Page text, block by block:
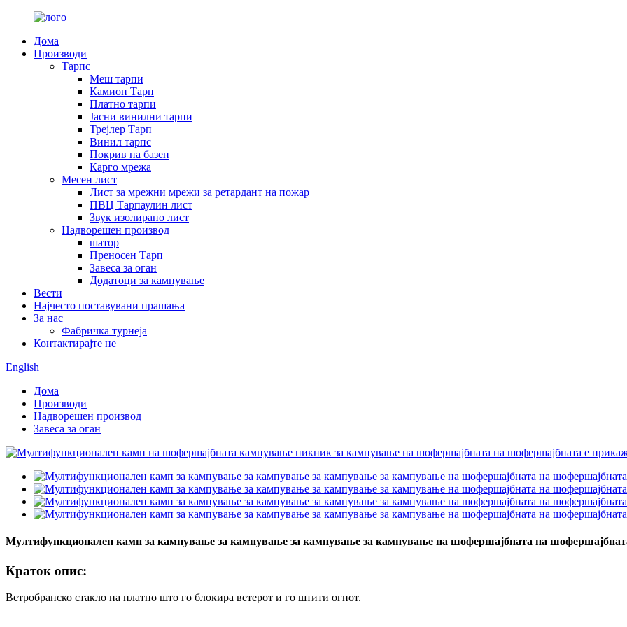
Дома
Производи
Тарпс
Меш тарпи
Камион Тарп
Платно тарпи
Јасни винилни тарпи
Трејлер Тарп
Винил тарпс
Покрив на базен
Карго мрежа
Месен лист
Лист за мрежни мрежи за ретардант на пожар
ПВЦ Тарпаулин лист
Звук изолирано лист
Надворешен производ
шатор
Преносен Тарп
Завеса за оган
Додатоци за кампување
Вести
Најчесто поставувани прашања
За нас
Фабричка турнеја
Контактирајте не
English
Дома
Производи
Надворешен производ
Завеса за оган
Мултифункционален камп за кампување за кампување за кампување за кампување на шофершајбната на
Краток опис:
Ветробранско стакло на платно што го блокира ветерот и го штити огнот.